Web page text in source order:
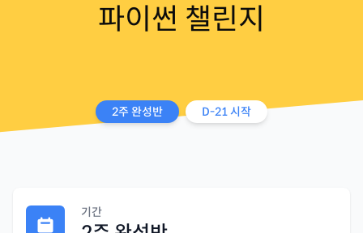
파이썬 챌린지
2주 완성반 D-21시작
기간